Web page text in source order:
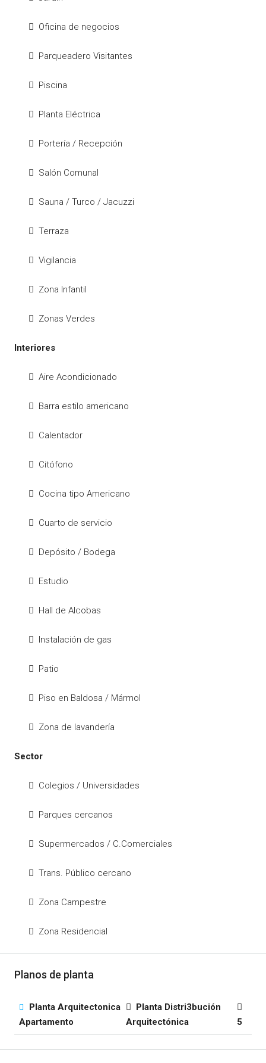
Oficina de negocios
Parqueadero Visitantes
Piscina
Planta Eléctrica
Portería / Recepción
Salón Comunal
Sauna / Turco / Jacuzzi
Terraza
Vigilancia
Zona Infantil
Zonas Verdes
Interiores
Aire Acondicionado
Barra estilo americano
Calentador
Citófono
Cocina tipo Americano
Cuarto de servicio
Depósito / Bodega
Estudio
Hall de Alcobas
Instalación de gas
Patio
Piso en Baldosa / Mármol
Zona de lavandería
Sector
Colegios / Universidades
Parques cercanos
Supermercados / C.Comerciales
Trans. Público cercano
Zona Campestre
Zona Residencial
Planos de planta
Planta Arquitectonica
Apartamento
Planta Distri3bución
Arquitectónica
5